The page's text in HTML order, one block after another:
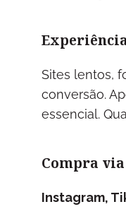
Sites lentos,
conversão.
essencial.
Compra
Instagram,